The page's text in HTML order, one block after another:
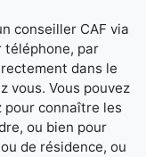
conseiller CAF via
téléphone, par
dans le
vous. Vous pouvez
pour connaître les
ou bien pour
de résidence, ou